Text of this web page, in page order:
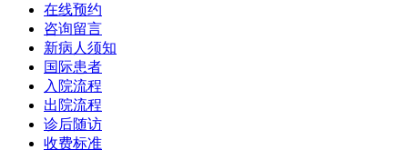
在线预约
咨询留言
新病人须知
国际患者
入院流程
出院流程
诊后随访
收费标准